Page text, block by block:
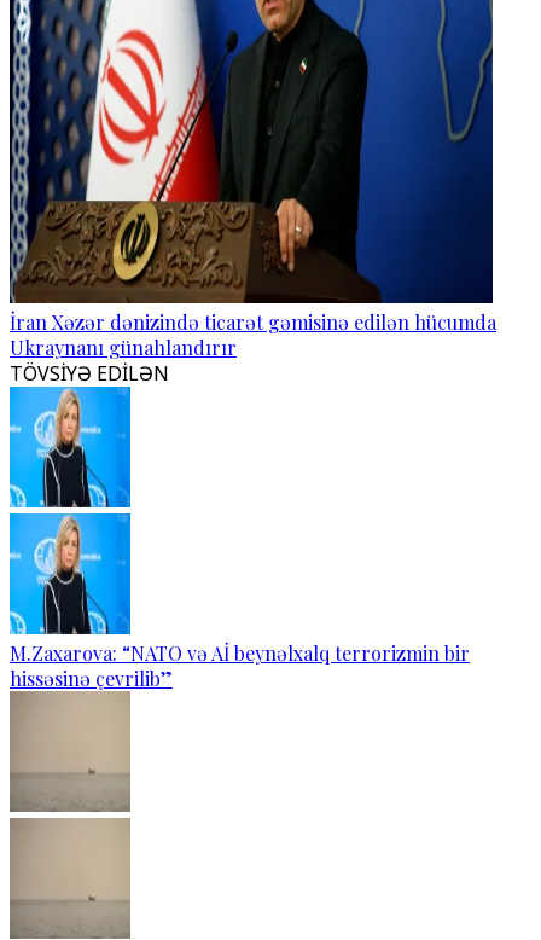
İran Xəzər dənizində ticarət gəmisinə edilən hücumda
Ukraynanı günahlandırır
TÖVSİYƏ EDİLƏN
M.Zaxarova: “NATO və Aİ beynəlxalq terrorizmin bir
hissəsinə çevrilib”